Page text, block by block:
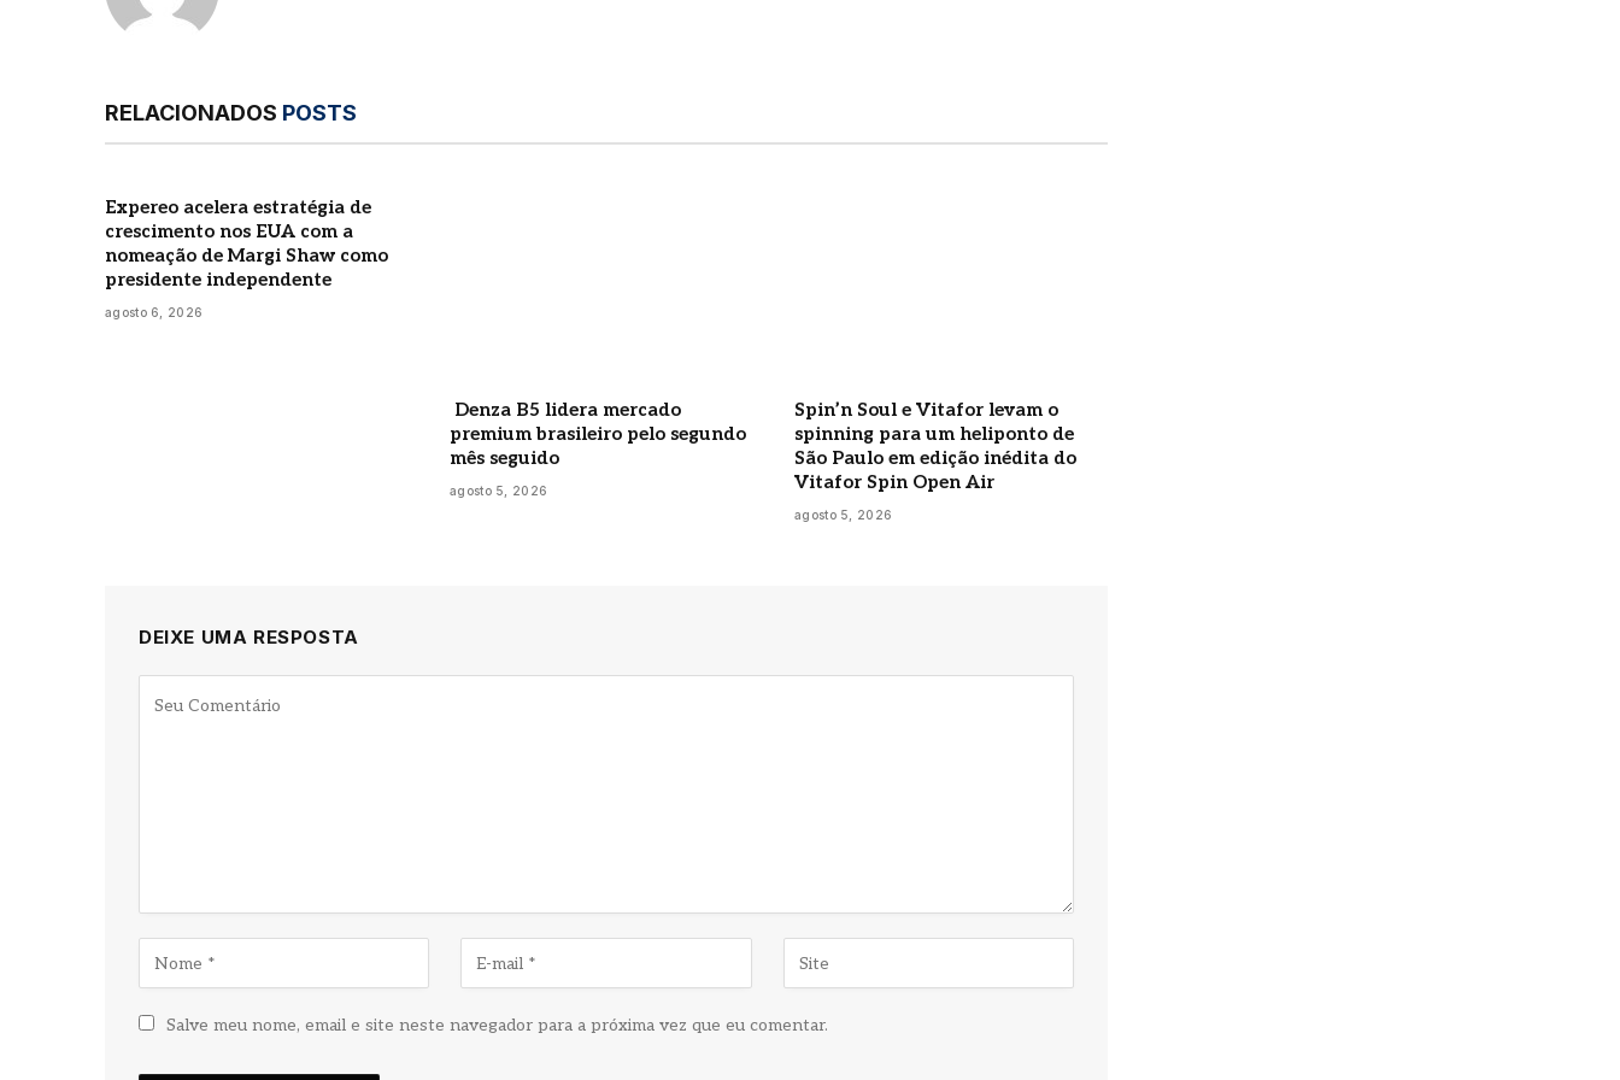
RELACIONADOS POSTS
Expereo acelera estratégia de
crescimento nos EUA com a
nomeação de Margi Shaw como
presidente independente
agosto 6, 2026
Denza B5 lidera mercado
premium brasileiro pelo segundo
mês seguido
agosto 5, 2026
Spin’n Soul e Vitafor levam o
spinning para um heliponto de
São Paulo em edição inédita do
Vitafor Spin Open Air
agosto 5, 2026
DEIXE UMA RESPOSTA
Salve meu nome, email e site neste navegador para a próxima vez que eu comentar.